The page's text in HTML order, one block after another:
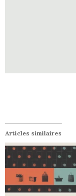
Articles similaires